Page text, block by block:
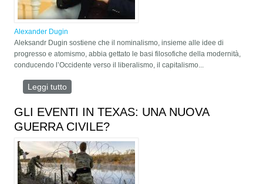
Alexander Dugin
Aleksandr Dugin sostiene che il nominalismo, insieme alle idee di
progresso e atomismo, abbia gettato le basi filosofiche della modernità,
conducendo l’Occidente verso il liberalismo, il capitalismo...
Leggi tutto
GLI EVENTI IN TEXAS: UNA NUOVA
GUERRA CIVILE?